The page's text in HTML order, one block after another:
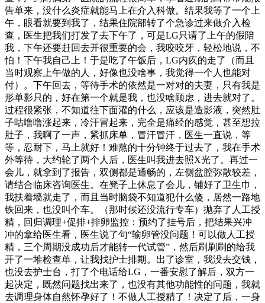
告单来，没什么炎症就能马上在介入科做。结果我等了一个上
午，眼看就要到我了，结果住院部转了个急诊过来做介入检
查，医生把我们打发了去下午了，可是LG只请了上午的假陪
我，下午还要赶回去开很重要的会，我咬咬牙，轻松地说，不
怕！下午我自己上！于是吃了午饭后，LG内疚的走了（而且
当时观察上午做的人，好像也没啥事，我觉得一个人也能对
付）。下午回去，等待手术的依然是一对对的夫妻，只有我是
形单影只的，好在第一个就是我，也没啥顾虑，进去就对了。
过程很紧张，不知道往下面灌的什么，应该是造影液，突然肚
子咕噜噜涨起来，冷汗冒起来，完全是痛经的感觉，甚至想拉
肚子，我啊了一声，紧抓床单，冒汗冒汗，医生一直说，等
等，忍耐下，马上就好！难熬的十分钟终于过去了，我在手术
外等待，大约轮了两个人后，医生叫我进去照X光了。再过一
会儿，就拿到了报告，双侧都是通畅的，左侧盆腔弥散较差，
请结合临床咨询医生。在凳子上休息了会儿，铺好了卫生巾，
我扶着墙就走了，而且当时脑袋不知道犯什么傻，居然一路地
铁回来，也没叫个车。（那时候还没流行专车）抛弃了人工授
精，回归调理+促排+排卵监控：预约了挂号后，把结果兴冲
冲的拿给医生看，医生说了句“输卵管没问题！可以做人工授
精，三个周期没成功后才能转一代试管”，然后刷刷刷的给我
开了一堆检查单，让我找护士排期。出了诊室，我没去交钱，
也没去护士台，打了个电话给LG，一番安慰了解后，双方一
起决定，既然问题找出来了，也没有其他功能性的问题，我就
去调理身体自然怀孕好了！不做人工授精了！决定了后，一身